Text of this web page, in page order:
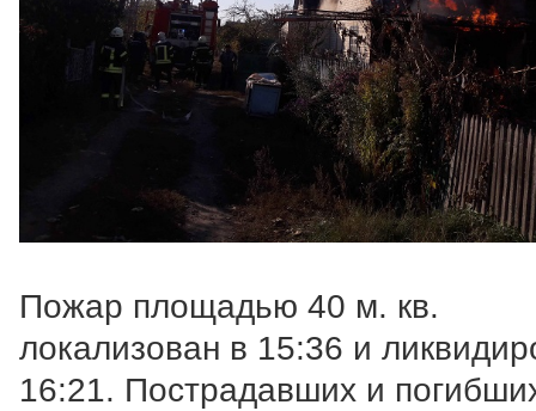
Пожар площадью 40 м. кв.
локализован в 15:36 и
16:21. Пострадавших и